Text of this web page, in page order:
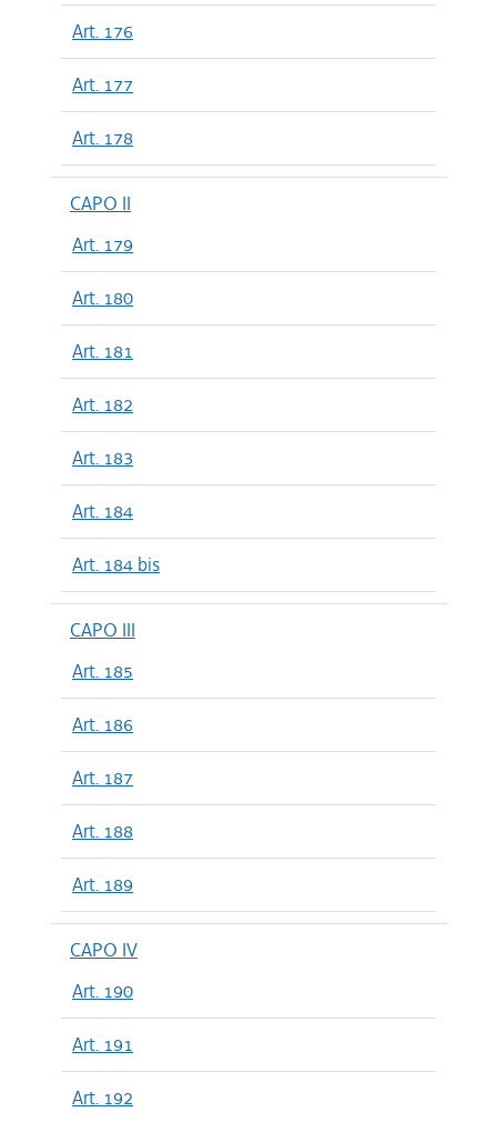
Art. 176
Art. 177
Art. 178
CAPO II
Art. 179
Art. 180
Art. 181
Art. 182
Art. 183
Art. 184
Art. 184 bis
CAPO III
Art. 185
Art. 186
Art. 187
Art. 188
Art. 189
CAPO IV
Art. 190
Art. 191
Art. 192